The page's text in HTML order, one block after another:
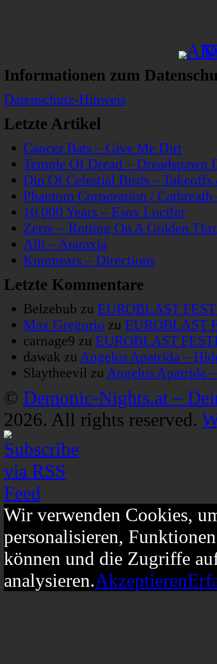
Informationen zum
Datenschutz-Hinweis
Letzte Artikel
Cancer Bats – Give Me Dirt
Temple Of Dread – Dreadspawn
Din Of Celestial Birds –
Phantom Corporation /
10,000 Years – Esox Lucifer
Zerre – Rotting On A Golden
Allt – Ataraxia
Knumears – Directions
Letzte Kommentare
Belzebub zu EUROBLAST
Max Gregorio zu EUROBLAST
carnage9 zu EUROBLAST
dawak zu Angelus Apatrida –
Slaytheevil zu Angelus Apatrida
© Demonic-Nights.at –
2026. All rights reserved.
Wir verwenden Cookies,
personalisieren,
können und die Zugriffe
analysieren.Akzeptieren